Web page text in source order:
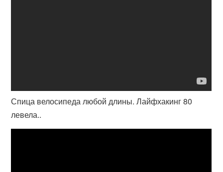
Спица велосипеда любой длины. Лайфхакинг 80
левела..